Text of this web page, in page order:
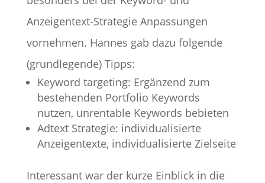
Anzeigentext-Strategie Anpassungen
vornehmen. Hannes gab dazu folgende
(grundlegende) Tipps:
Keyword targeting: Ergänzend zum
bestehenden Portfolio Keywords
nutzen, unrentable Keywords bebieten
Adtext Strategie: individualisierte
Anzeigentexte, individualisierte Zielseite
Interessant war der kurze Einblick in die